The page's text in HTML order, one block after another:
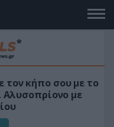
τριβόλι + VIP
λίμπιντο